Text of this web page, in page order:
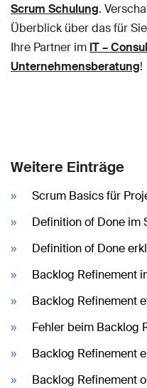
Scrum Schulung.
Überblick über das für
Ihre Partner im IT –
Unternehmensberatung!
Weitere Einträge
Scrum Basics für
Definition of Done im
Definition of Done
Backlog Refinement
Backlog Refinement
Fehler beim Backlog
Backlog Refinement
Backlog Refinement